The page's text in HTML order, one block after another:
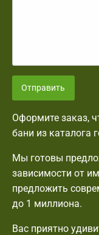
Отправить
Оформите заказ,
бани из каталога
Мы готовы
зависимости от
предложить
до 1 миллиона.
Вас приятно